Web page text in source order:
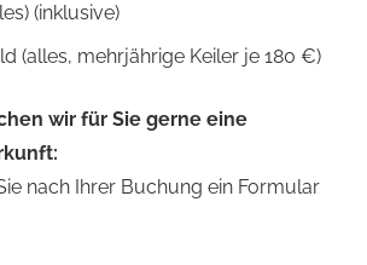
(inklusive)
(alles, mehrjährige Keiler je 180 €)
wir für Sie gerne eine
nach Ihrer Buchung ein Formular